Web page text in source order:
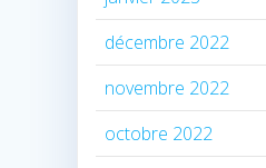
décembre 2022
novembre 2022
octobre 2022